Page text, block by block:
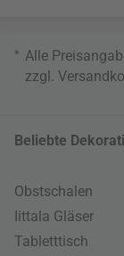
* Alle
zzgl.
Beliebte
Obstschalen
Iittala Gläser
Tabletttisch